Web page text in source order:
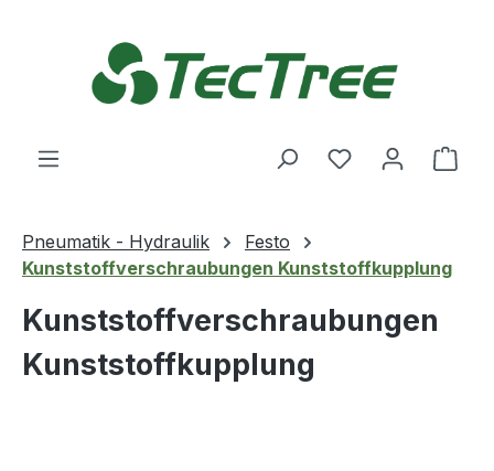
Du hast 0
Pneumatik - Hydraulik
Festo
Kunststoffverschraubungen Kunststoffkupplung
Kunststoffverschraubungen
Kunststoffkupplung